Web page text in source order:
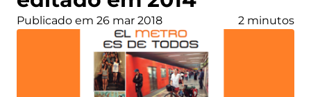
Publicado em 26 mar 2018 2 minutos